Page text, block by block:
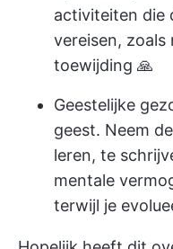
activiteiten die
vereisen, zoals
toewijding 🙏
Geestelijke
geest. Neem
leren, te
mentale
terwijl je